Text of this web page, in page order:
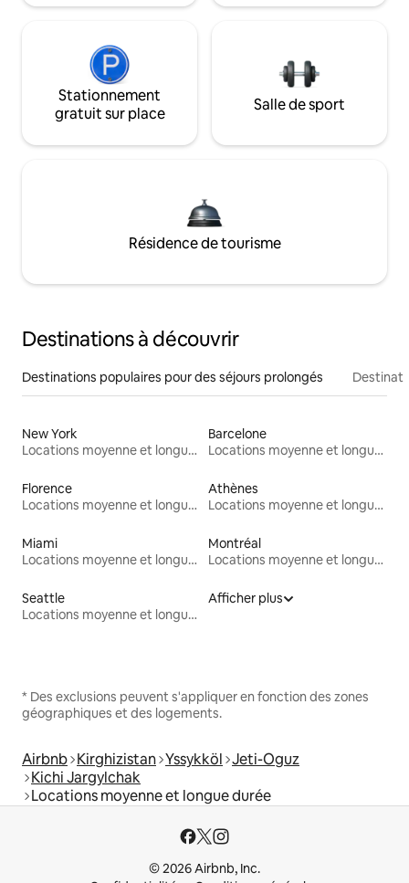
Stationnement
gratuit sur place
Salle de sport
Résidence de tourisme
Destinations à découvrir
Destinations populaires pour des séjours prolongés
New York
Locations moyenne et longue durée
Barcelone
Locations moyenne et longue durée
Florence
Locations moyenne et longue durée
Athènes
Locations moyenne et longue durée
Miami
Locations moyenne et longue durée
Montréal
Locations moyenne et longue durée
Seattle
Locations moyenne et longue durée
Afficher plus
* Des exclusions peuvent s'appliquer en fonction des zones
géographiques et des logements.
Airbnb Kirghizistan Yssykköl Jeti-Oguz
Kichi Jargylchak
Locations moyenne et longue durée
© 2026 Airbnb, Inc.